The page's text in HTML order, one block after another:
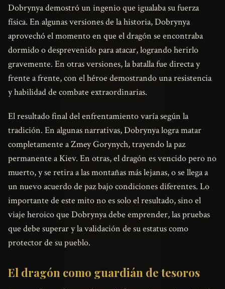
Dobrynya demostró un ingenio que igualaba su fuerza
física. En algunas versiones de la historia, Dobrynya
aprovechó el momento en que el dragón se encontraba
dormido o desprevenido para atacar, logrando herirlo
gravemente. En otras versiones, la batalla fue directa y
frente a frente, con el héroe demostrando una resistencia
y habilidad de combate extraordinarias.
El resultado final del enfrentamiento varía según la
tradición. En algunas narrativas, Dobrynya logra matar
completamente a Zmey Gorynych, trayendo la paz
permanente a Kiev. En otras, el dragón es vencido pero no
muerto, y se retira a las montañas más lejanas, o se llega a
un nuevo acuerdo de paz bajo condiciones diferentes. Lo
importante de este mito no es solo el resultado, sino el
viaje heroico que Dobrynya debe emprender, las pruebas
que debe superar y la validación de su estatus como
protector de su pueblo.
El dragón como guardián de tesoros